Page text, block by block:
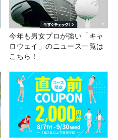
今年も男女プロが強い「キャ
ロウェイ」のニュース一覧は
こちら！